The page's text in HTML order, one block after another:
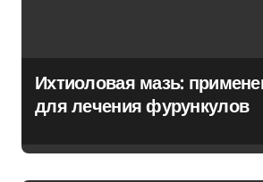
Ихтиоловая мазь:
для лечения фурункулов